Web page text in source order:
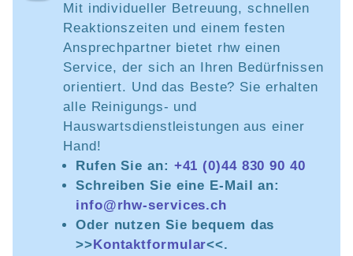
Mit individueller Betreuung, schnellen
Reaktionszeiten und einem festen
Ansprechpartner bietet rhw einen
Service, der sich an Ihren Bedürfnissen
orientiert. Und das Beste? Sie erhalten
alle Reinigungs- und
Hauswartsdienstleistungen aus einer
Hand!
Rufen Sie an: +41 (0)44 830 90 40
Schreiben Sie eine E-Mail an:
info@rhw-services.ch
Oder nutzen Sie bequem das
>> Kontaktformular<<.